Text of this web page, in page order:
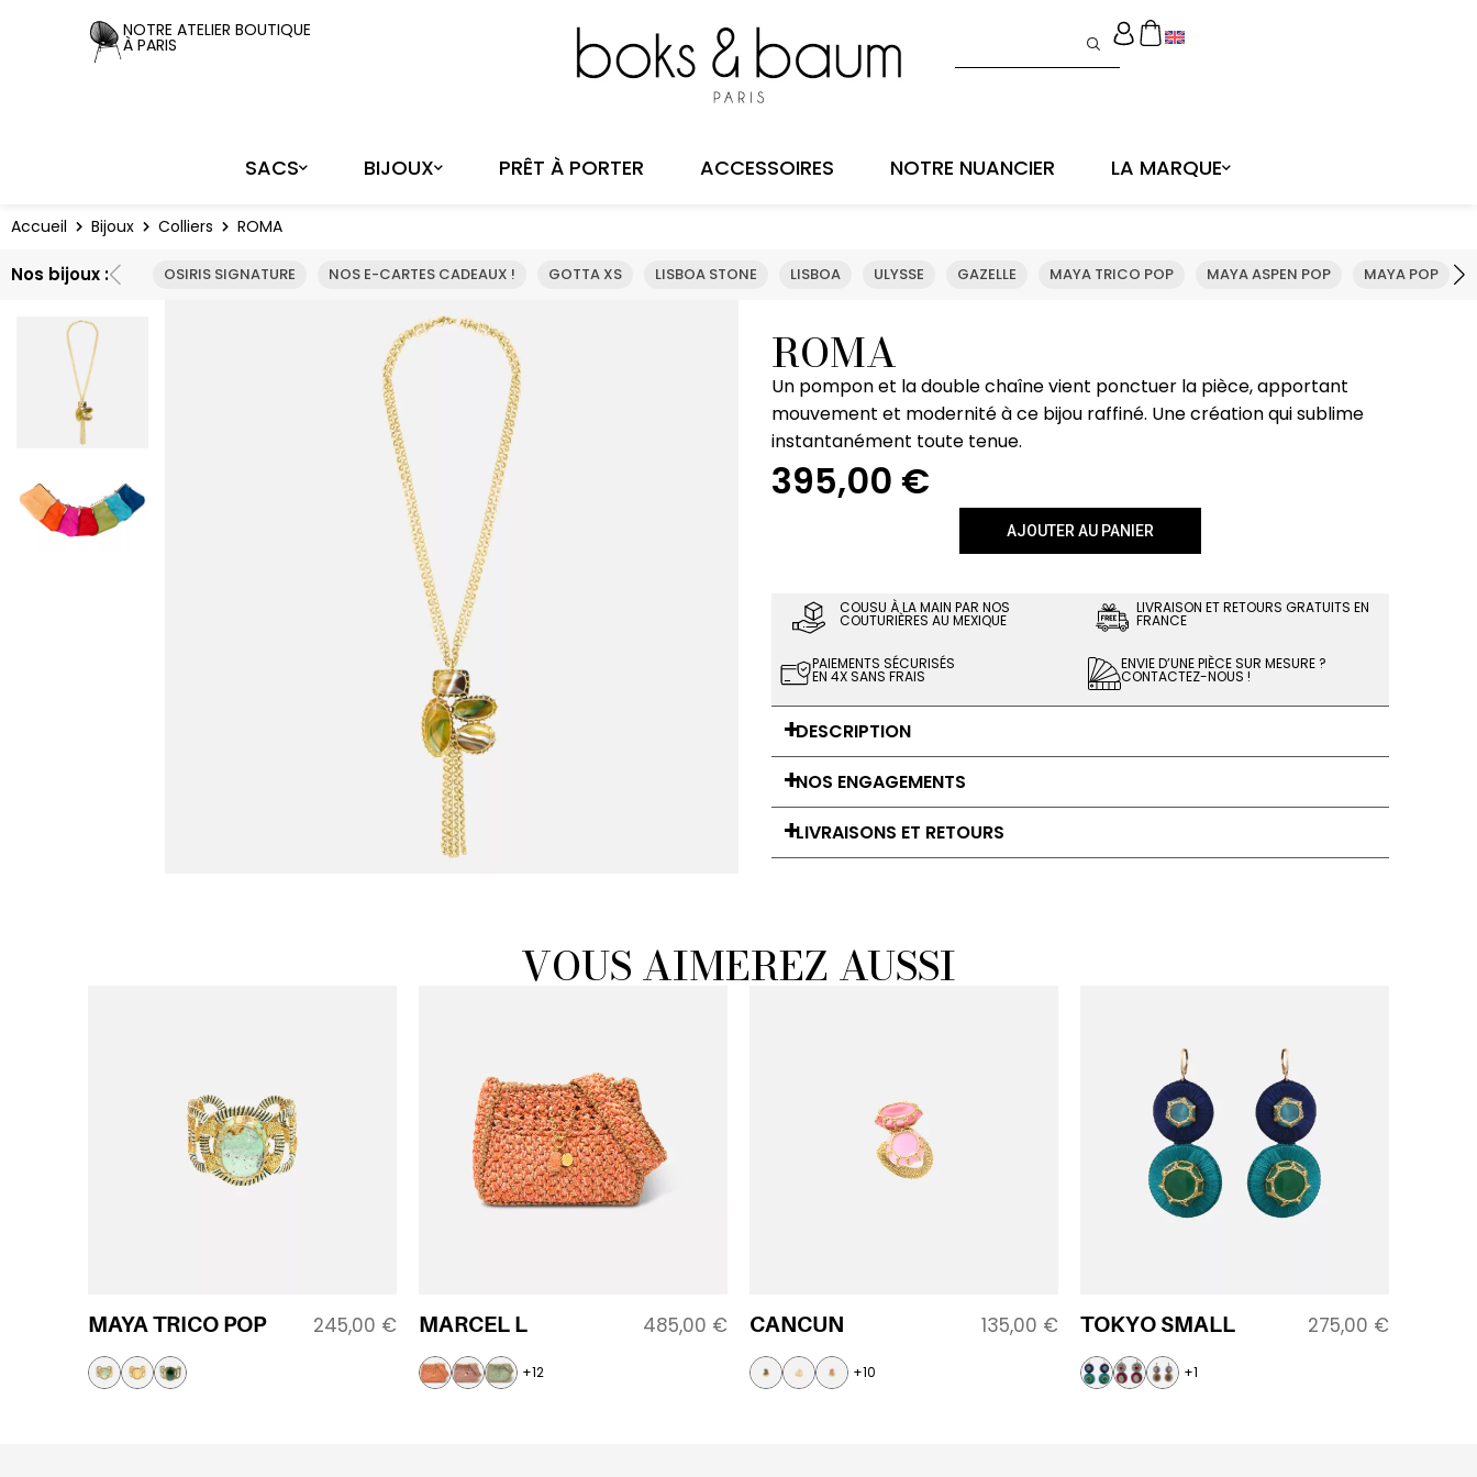
NOTRE ATELIER BOUTIQUE
À PARIS
SACS BIJOUX PRÊT À PORTER ACCESSOIRES NOTRE NUANCIER LA MARQUE
Accueil Bijoux Colliers ROMA
Nos bijoux : OSIRIS SIGNATURE NOS E-CARTES CADEAUX ! GOTTA XS LISBOA STONE LISBOA ULYSSE GAZELLE MAYA TRICO POP MAYA ASPEN POP MAYA POP
ROMA
Un pompon et la double chaîne vient ponctuer la pièce, apportant
mouvement et modernité à ce bijou raffiné. Une création qui sublime
instantanément toute tenue.
395,00 €
AJOUTER AU PANIER
COUSU À LA MAIN PAR NOS
COUTURIÈRES AU MEXIQUE
LIVRAISON ET RETOURS GRATUITS EN
FRANCE
PAIEMENTS SÉCURISÉS
EN 4X SANS FRAIS
ENVIE D’UNE PIÈCE SUR MESURE ?
CONTACTEZ-NOUS !
DESCRIPTION
NOS ENGAGEMENTS
LIVRAISONS ET RETOURS
VOUS AIMEREZ AUSSI
MAYA TRICO POP 245,00 € MARCEL L 485,00 €
+12
CANCUN 135,00 €
+10
TOKYO SMALL 275,00 €
+1
Panneau de gestion des cookies